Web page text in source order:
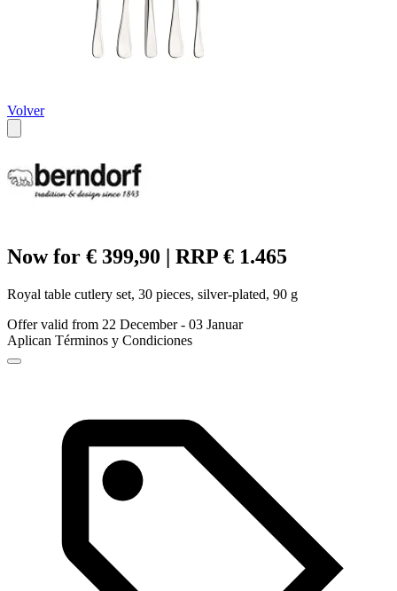
Volver
Now for € 399,90 | RRP € 1.465
Royal table cutlery set, 30 pieces, silver-plated, 90 g
Offer valid from 22 December - 03 Januar
Aplican Términos y Condiciones